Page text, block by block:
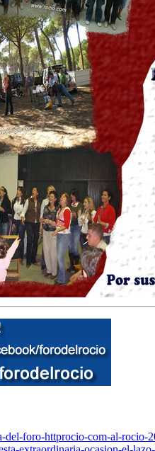
del-foro-httprocio-com-al-rocio-